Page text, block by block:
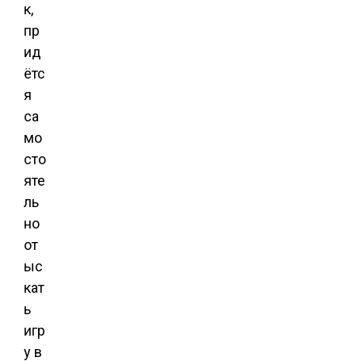
к,
пр
ид
ётс
я
са
мо
сто
яте
ль
но
от
ыс
кат
ь
игр
у в